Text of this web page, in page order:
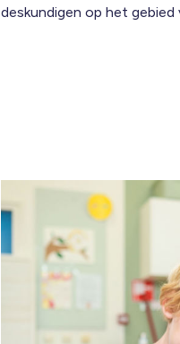
deskundigen op het gebied